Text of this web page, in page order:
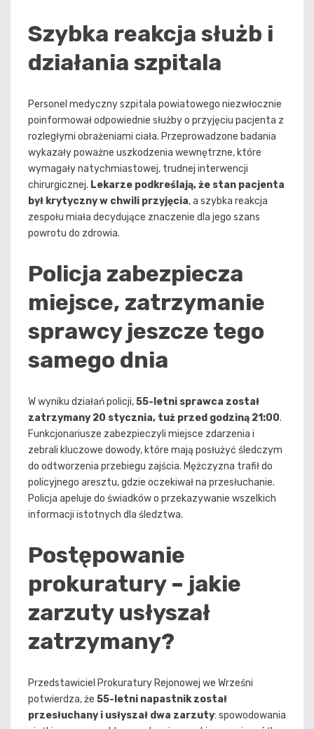
Szybka reakcja służb i
działania szpitala
Personel medyczny szpitala powiatowego niezwłocznie
poinformował odpowiednie służby o przyjęciu pacjenta z
rozległymi obrażeniami ciała. Przeprowadzone badania
wykazały poważne uszkodzenia wewnętrzne, które
wymagały natychmiastowej, trudnej interwencji
chirurgicznej. Lekarze podkreślają, że stan pacjenta
był krytyczny w chwili przyjęcia, a szybka reakcja
zespołu miała decydujące znaczenie dla jego szans
powrotu do zdrowia.
Policja zabezpiecza
miejsce, zatrzymanie
sprawcy jeszcze tego
samego dnia
W wyniku działań policji,55-letni sprawca został
zatrzymany 20 stycznia, tuż przed godziną 21:00.
Funkcjonariusze zabezpieczyli miejsce zdarzenia i
zebrali kluczowe dowody, które mają posłużyć śledczym
do odtworzenia przebiegu zajścia. Mężczyzna trafił do
policyjnego aresztu, gdzie oczekiwał na przesłuchanie.
Policja apeluje do świadków o przekazywanie wszelkich
informacji istotnych dla śledztwa.
Postępowanie
prokuratury – jakie
zarzuty usłyszał
zatrzymany?
Przedstawiciel Prokuratury Rejonowej we Wrześni
potwierdza, że 55-letni napastnik został
przesłuchany i usłyszał dwa zarzuty: spowodowania